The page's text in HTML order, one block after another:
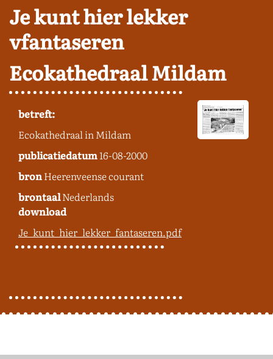
Je kunt hier lekker
vfantaseren
Ecokathedraal Mildam
betreft:
Ecokathedraal in Mildam
publicatiedatum16-08-2000
bronHeerenveense courant
brontaalNederlands
download
Je_kunt_hier_lekker_fantaseren.pdf